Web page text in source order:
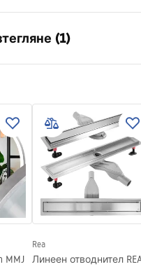
(cm)
60
на
(1)
MMJ
Rea
Линеен отводнител